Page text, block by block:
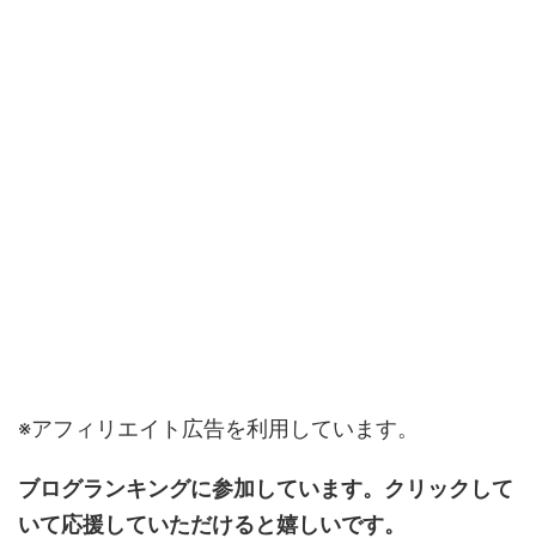
※アフィリエイト広告を利用しています。
ブログランキングに参加しています。クリックして
いて応援していただけると嬉しいです。